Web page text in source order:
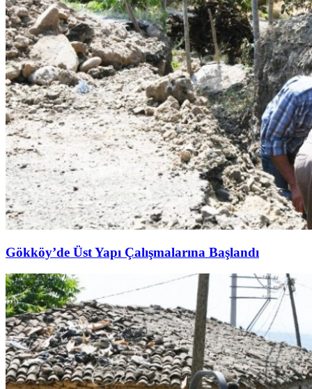
Gökköy’de Üst Yapı Çalışmalarına Başlandı